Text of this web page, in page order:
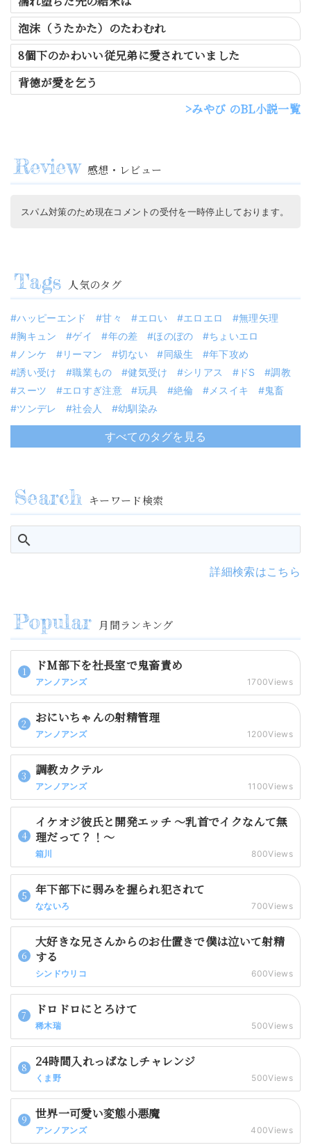
泡沫（うたかた）のたわむれ
8個下のかわいい従兄弟に愛されていました
背徳が愛を乞う
みやび のBL小説一覧
感想・レビュー
スパム対策のため現在コメントの受付を一時停止しております。
人気のタグ
ハッピーエンド 甘々 エロい エロエロ
無理矢理
胸キュン
ゲイ 年の差 ほのぼの
ちょいエロ
ノンケ
リーマン 切ない 同級生
年下攻め
誘い受け
職業もの 健気受け シリアス ドS
調教
スーツ
エロすぎ注意 玩具 絶倫 メスイキ
鬼畜
ツンデレ
社会人 幼馴染み
すべてのタグを見る
キーワード検索
詳細検索はこちら
月間ランキング
ドM部下を社長室で鬼畜責め
アンノアンズ 1700Views
おにいちゃんの射精管理
アンノアンズ 1200Views
調教カクテル
アンノアンズ 1100Views
イケオジ彼氏と開発エッチ 〜乳首でイクなんて無
理だって？！〜
箱川 800Views
年下部下に弱みを握られ犯されて
なないろ 700Views
大好きな兄さんからのお仕置きで僕は泣いて射精
する
シンドウリコ 600Views
ドロドロにとろけて
稀木瑞 500Views
24時間入れっぱなしチャレンジ
くま野 500Views
世界一可愛い変態小悪魔
アンノアンズ 400Views